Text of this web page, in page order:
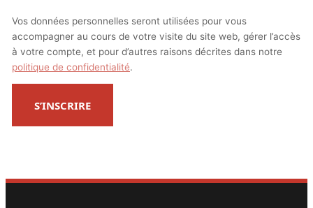
Vos données personnelles seront utilisées pour vous
accompagner au cours de votre visite du site web, gérer l’accès
à votre compte, et pour d’autres raisons décrites dans notre
politique de confidentialité.
S’INSCRIRE